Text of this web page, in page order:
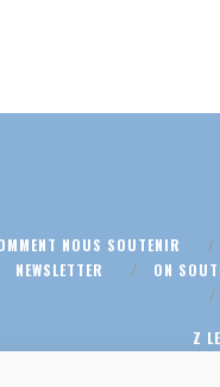
NOUS SOUTENIR
NEWSLETTER ON
Z